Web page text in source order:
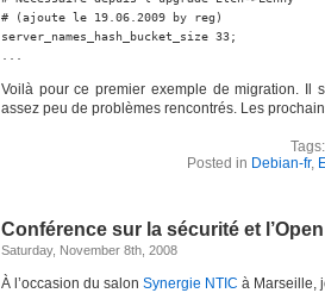
# (ajoute le 19.06.2009 by reg)
server_names_hash_bucket_size 33;
Voilà pour ce premier exemple de migration. Il
assez peu de problèmes rencontrés. Les
Tags:
Posted in Debian-fr,
Conférence sur la sécurité et
Saturday, November 8th, 2008
À l’occasion du salon Synergie NTIC à Marseille,